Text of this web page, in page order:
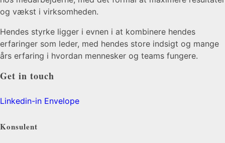
og vækst i virksomheden.
Hendes styrke ligger i evnen i at kombinere hendes
erfaringer som leder, med hendes store indsigt og mange
års erfaring i hvordan mennesker og teams fungere.
Get in touch
Linkedin-in Envelope
Konsulent